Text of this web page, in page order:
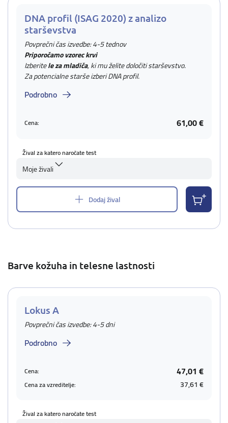
DNA profil (ISAG 2020) z analizo
starševstva
Povprečni čas izvedbe: 4-5 tednov
Priporočamo vzorec krvi
Izberitele za mladiča, ki mu želite določiti starševstvo.
Za potencialne starše izberi DNA profil.
Podrobno
Cena: 61,00 €
Žival za katero naročate test
Moje živali
Dodaj žival
Barve kožuha in telesne lastnosti
Lokus A
Povprečni čas izvedbe: 4-5 dni
Podrobno
Cena: 47,01 €
Cena za vzreditelje: 37,61 €
Žival za katero naročate test